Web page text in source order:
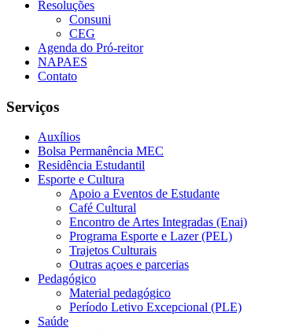
Resoluções
Consuni
CEG
Agenda do Pró-reitor
NAPAES
Contato
Serviços
Auxílios
Bolsa Permanência MEC
Residência Estudantil
Esporte e Cultura
Apoio a Eventos de Estudante
Café Cultural
Encontro de Artes Integradas (Enai)
Programa Esporte e Lazer (PEL)
Trajetos Culturais
Outras açoes e parcerias
Pedagógico
Material pedagógico
Período Letivo Excepcional (PLE)
Saúde